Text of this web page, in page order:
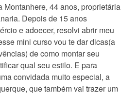
Montanhere, 44 anos, proprietária
Depois de 15 anos
e adoecer, resolvi abrir meu
mini curso vou te dar dicas(a
de como montar seu
qual seu estilo. E para
convidada muito especial, a
que também vai trazer um